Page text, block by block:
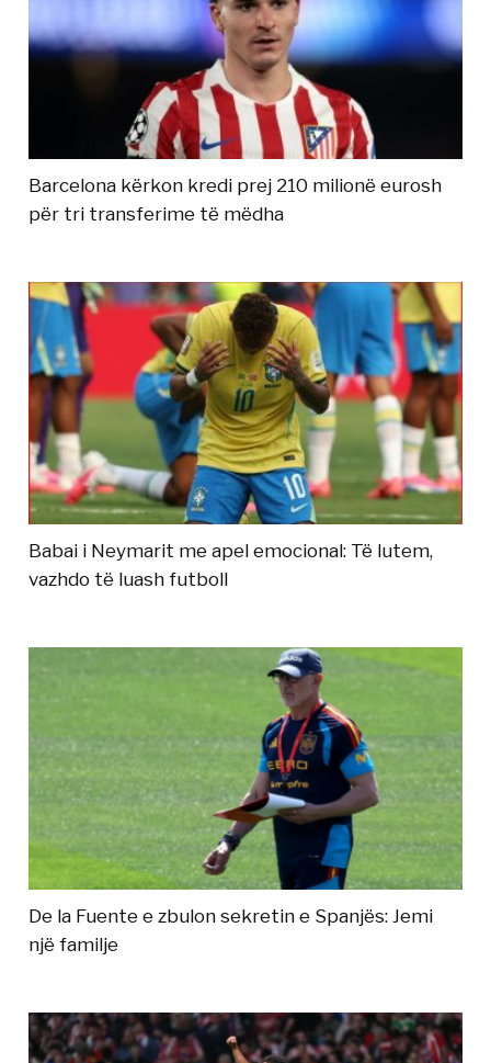
Barcelona kërkon kredi prej 210 milionë eurosh
për tri transferime të mëdha
Babai i Neymarit me apel emocional: Të lutem,
vazhdo të luash futboll
De la Fuente e zbulon sekretin e Spanjës: Jemi
një familje